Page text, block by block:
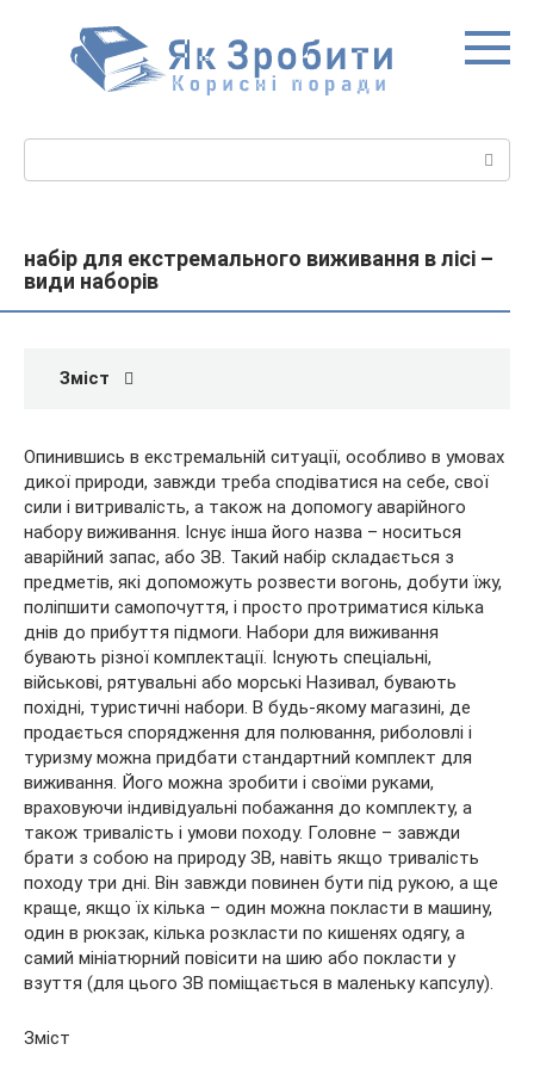
набір для екстремального виживання в лісі –
види наборів
Зміст
Опинившись в екстремальній ситуації, особливо в умовах
дикої природи, завжди треба сподіватися на себе, свої
сили і витривалість, а також на допомогу аварійного
набору виживання. Існує інша його назва – носиться
аварійний запас, або ЗВ. Такий набір складається з
предметів, які допоможуть розвести вогонь, добути їжу,
поліпшити самопочуття, і просто протриматися кілька
днів до прибуття підмоги. Набори для виживання
бувають різної комплектації. Існують спеціальні,
військові, рятувальні або морські Називал, бувають
похідні, туристичні набори. В будь-якому магазині, де
продається спорядження для полювання, риболовлі і
туризму можна придбати стандартний комплект для
виживання. Його можна зробити і своїми руками,
враховуючи індивідуальні побажання до комплекту, а
також тривалість і умови походу. Головне – завжди
брати з собою на природу ЗВ, навіть якщо тривалість
походу три дні. Він завжди повинен бути під рукою, а ще
краще, якщо їх кілька – один можна покласти в машину,
один в рюкзак, кілька розкласти по кишенях одягу, а
самий мініатюрний повісити на шию або покласти у
взуття (для цього ЗВ поміщається в маленьку капсулу).
Зміст